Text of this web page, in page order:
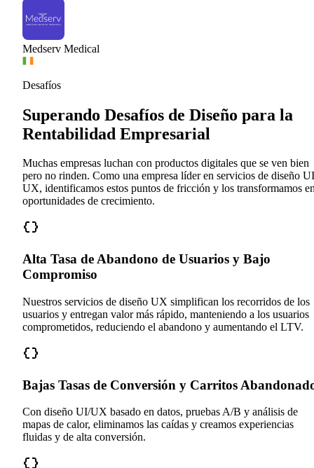
Medserv Medical
Desafíos
Superando Desafíos de Diseño para la
Rentabilidad Empresarial
Muchas empresas luchan con productos digitales que se ven bien
pero no rinden. Como una empresa líder en servicios de diseño UI
UX, identificamos estos puntos de fricción y los transformamos
oportunidades de crecimiento.
Alta Tasa de Abandono de Usuarios y Bajo
Compromiso
Nuestros servicios de diseño UX simplifican los recorridos de los
usuarios y entregan valor más rápido, manteniendo a los usuarios
comprometidos, reduciendo el abandono y aumentando el LTV.
Bajas Tasas de Conversión y Carritos
Con diseño UI/UX basado en datos, pruebas A/B y análisis de
mapas de calor, eliminamos las caídas y creamos experiencias
fluidas y de alta conversión.